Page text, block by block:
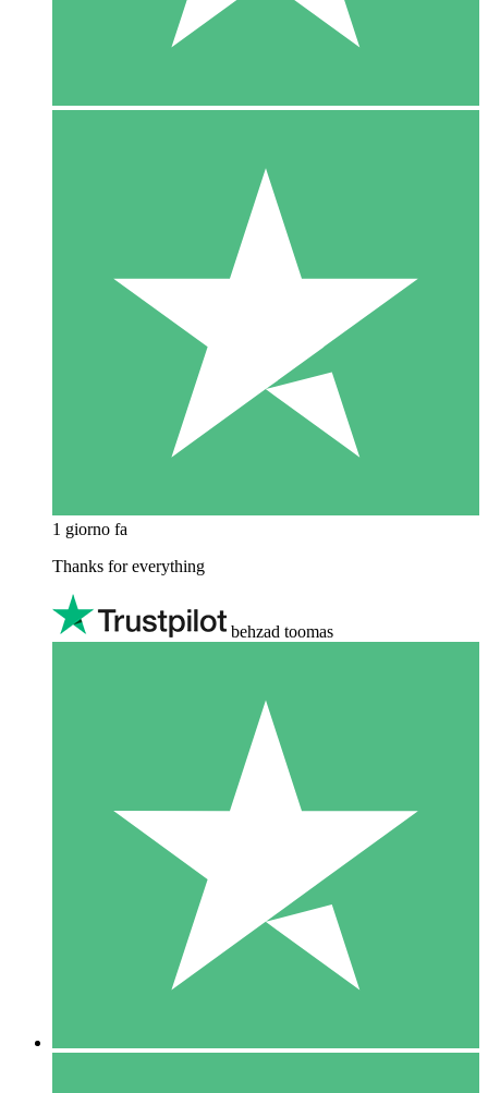
1 giorno fa
Thanks for everything
behzad toomas